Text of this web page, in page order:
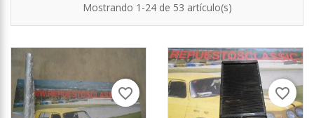
Mostrando 1-24 de 53 artículo(s)
favorite_border favorite_border